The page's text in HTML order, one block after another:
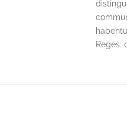
Reges: